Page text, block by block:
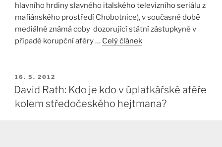
hlavního hrdiny slavného italského televizního seriálu z
mafiánského prostředí Chobotnice), v současné době
mediálně známá coby dozorující státní zástupkyně v
případě korupční aféry … Celý článek
PUBLIKOVÁNO
16. 5. 2012
David Rath: Kdo je kdo v úplatkářské aféře
kolem středočeského hejtmana?